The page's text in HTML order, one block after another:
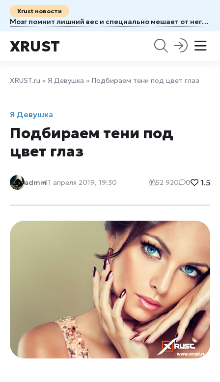
Xrust новости
Мозг помнит лишний вес и специально мешает от него избавиться
XRUST
XRUST.ru » Я Девушка » Подбираем тени под цвет глаз
Я Девушка
Подбираем тени под
цвет глаз
admin11 апреля 2019, 19:30 52 920 0 1.5